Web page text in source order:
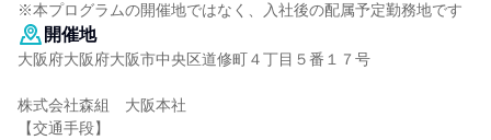
※本プログラムの開催地ではなく、入社後の配属予定勤務地です
開催地
大阪府大阪府大阪市中央区道修町４丁目５番１７号
株式会社森組 大阪本社
【交通手段】